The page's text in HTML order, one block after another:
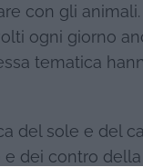
con gli
ogni giorno
tematica
del sole e del
e dei contro della